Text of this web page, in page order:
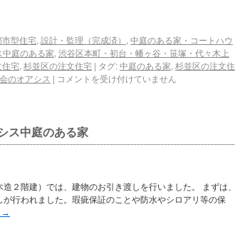
市型住宅, 設計・監理（完成済） , 中庭のある家・コートハウ
庭のある家, 渋谷区本町・初台・幡ヶ谷・笹塚・代々木上
住宅, 杉並区の注文住宅 | タグ:中庭のある家, 杉並区の注文住
のオアシス | コメントを受け付けていません
ス中庭のある家
２階建）では、建物のお引き渡しを行いました。 まずは、
行われました。瑕疵保証のことや防水やシロアリ等の保
→